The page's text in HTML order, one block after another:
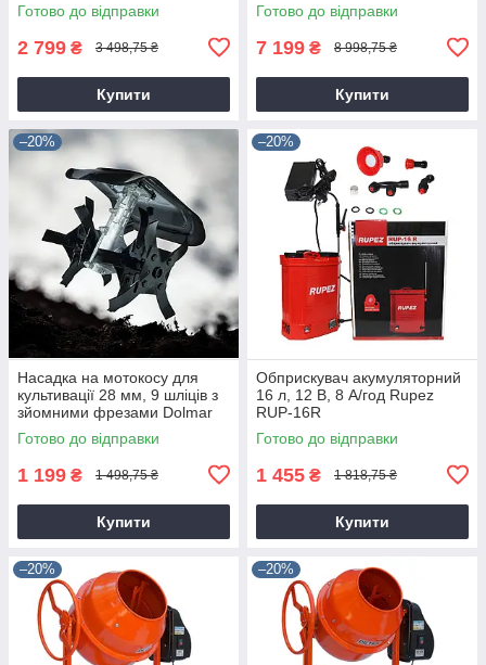
Готово до відправки
2 799 ₴ 3 498,75 ₴
Купити
Готово до відправки
7 199 ₴ 8 998,75 ₴
Купити
–20%
Насадка на мотокосу для
культивації 28 мм, 9 шліців з
зйомними фрезами Dolmar
9T28
Готово до відправки
1 199 ₴ 1 498,75 ₴
Купити
–20%
Обприскувач акумуляторний
16 л, 12 В, 8 А/год Rupez
RUP-16R
Готово до відправки
1 455 ₴ 1 818,75 ₴
Купити
–20% –20%